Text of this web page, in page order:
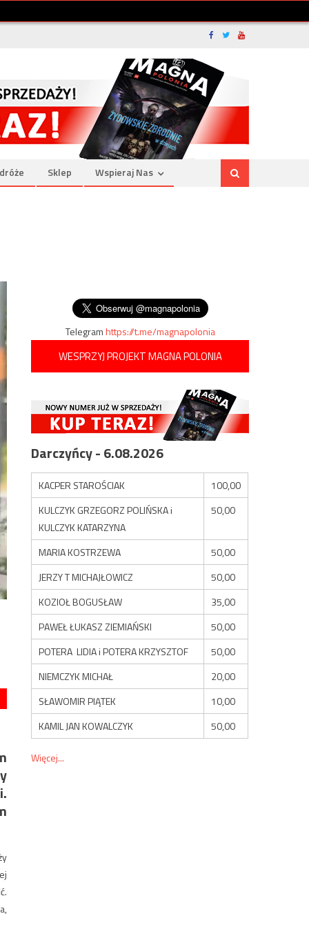
Sklep Wspieraj Nas
Telegramhttps://t.me/magnapolonia
WESPRZYJ PROJEKT MAGNA POLONIA
Darczyńcy - 6.08.2026
KACPER STAROŚCIAK
100,00
KULCZYK GRZEGORZ POLIŃSKA i
KULCZYK KATARZYNA
50,00
MARIA KOSTRZEWA
50,00
JERZY T MICHAJŁOWICZ
50,00
KOZIOŁ BOGUSŁAW
35,00
PAWEŁ ŁUKASZ ZIEMIAŃSKI
50,00
POTERA LIDIA i POTERA KRZYSZTOF
50,00
NIEMCZYK MICHAŁ
20,00
SŁAWOMIR PIĄTEK
10,00
KAMIL JAN KOWALCZYK
50,00
Więcej...